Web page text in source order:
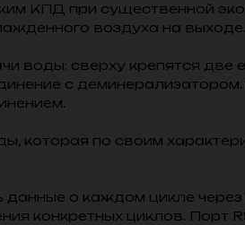
КПД при существенной
воздуха на выходе.
воды: сверху крепятся две
с
которая по своим
о каждом цикле через
конкретных циклов. Порт